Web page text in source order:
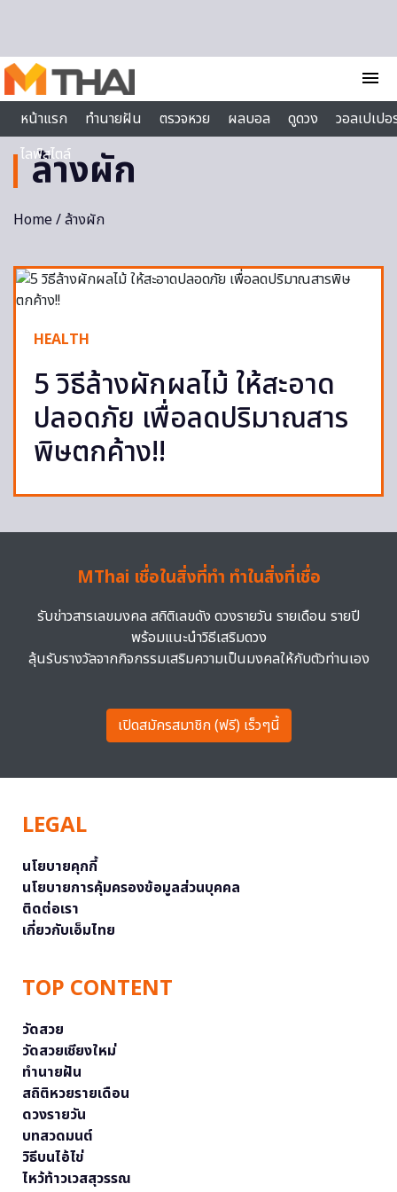
menu
หน้าแรก
ทำนายฝัน ตรวจหวย ผลบอล ดูดวง
วอลเปเป
ไลฟ์สไตล์
ล้างผัก
Home/ ล้างผัก
HEALTH
5 วิธีล้างผักผลไม้ ให้สะอาด
ปลอดภัย เพื่อลดปริมาณสาร
พิษตกค้าง!!
MThai เชื่อในสิ่งที่ทำ ทำในสิ่งที่เชื่อ
รับข่าวสารเลขมงคล สถิติเลขดัง ดวงรายวัน รายเดือน รายปี
พร้อมแนะนำวิธีเสริมดวง
ลุ้นรับรางวัลจากกิจกรรมเสริมความเป็นมงคลให้กับตัวท่านเอง
เปิดสมัครสมาชิก (ฟรี) เร็วๆนี้
LEGAL
นโยบายคุกกี้
นโยบายการคุ้มครองข้อมูลส่วนบุคคล
ติดต่อเรา
เกี่ยวกับเอ็มไทย
TOP CONTENT
วัดสวย
วัดสวยเชียงใหม่
ทำนายฝัน
สถิติหวยรายเดือน
ดวงรายวัน
บทสวดมนต์
วิธีบนไอ้ไข่
ไหว้ท้าวเวสสุวรรณ